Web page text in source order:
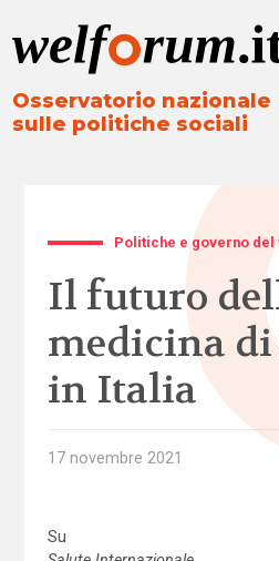
Osservatorio nazionale
sulle politiche sociali
Politiche e governo
Il futuro
medicina
in Italia
17 novembre 2021
Su